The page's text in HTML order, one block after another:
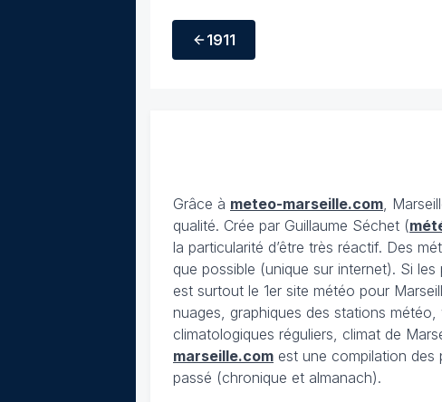
1911
Grâce à meteo-marseille.com,
qualité. Crée par Guillaume Séchet (
la particularité d’être très réactif. Des
que possible (unique sur internet). Si les
est surtout le 1er site météo pour
nuages, graphiques des stations
climatologiques réguliers, climat de
marseille.com est une compilation des
passé (chronique et almanach).